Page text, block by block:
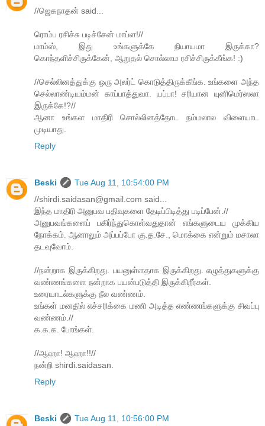
//ஜெகநாதன் said...
ரொம்ப ரசிச்சு படிச்சேன் மாப்ள!//
மாம்ஸ், இது உங்களுக்கே நியாயமா இருக்கா?
கொந்தளிச்சிருக்கேன், ஆறுதல் சொல்லாம ரசிச்சிருக்கீங்க! :)
//செல்லினத்துக்கு ஒரு அலர்ட் ​கொடுத்திருக்கீங்க. உங்களை அந்த
​செல்லாண்டியம்மன் காப்பாத்துவா. யப்பா! சரியான யுனிமெர்ஸலா
இருக்கே!?//
ஆனா உங்கள மாதிரி சொல்லினத்தோட நம்மலால விளையாட
முடியாது.
Reply
Beski
Tue Aug 11, 10:54:00 PM
//shirdi.saidasan@gmail.com said...
இந்த மாதிரி அனுபவ பதிவுகளை தேடிப்பிடித்து படிப்பேன்.//
அனுபவங்களைப் பகிர்ந்துகொள்வதுதான் எங்களுடைய முக்கிய
நோக்கம். ஆனாலும் அப்பப்போ கு.த.சே., மொக்கை என்றும் மசாலா
தடவுவோம்.
//நன்றாக இருக்கிறது. பயனுள்ளதாக இருக்கிறது. எழுத்துகளுக்கு
வண்ணங்களை நன்றாக பயன்படுத்தி இருக்கிறீர்கள்.
உரையாடல்களுக்கு நீல வண்ணம்.
உங்கள் மனதில் எச்சரிக்கை மணி அடித்த எண்ணங்களுக்கு சிவப்பு
வண்ணம்.//
க.க.க. போங்கள்.
//ஆஹா! ஆஹா!!//
நன்றி shirdi.saidasan.
Reply
Beski Tue Aug 11, 10:56:00 PM